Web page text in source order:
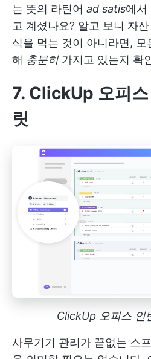
는 뜻의 라틴어 ad satis에서
고 계셨나요? 알고 보니 자
식을 먹는 것이 아니라면, 모
해 충분히가지고 있는지 확
7. ClickUp 오피
릿
ClickUp 오피스 인
사무기기 관리가 끝없는 스